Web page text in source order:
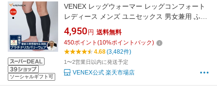
ソーシャルギフト可
VENEX レッグウォーマー レッグコンフォート
レディース メンズ ユニセックス 男女兼用 ふく
らはぎ 快適 健康 ギフト 疲労 回復 休養 快眠 ベ
ネックス 冷房対策 プレゼント 【VENEX公式】
4,950 円 送料無料
450ポイント (10%ポイントバック)
4.68(3,482件)
1〜2営業日以内に発送予定
VENEX公式 楽天市場店